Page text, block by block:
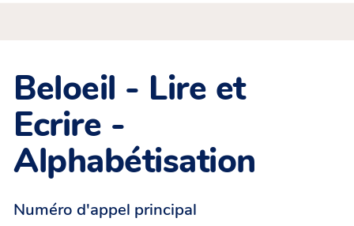
Beloeil - Lire et
Ecrire -
Alphabétisation
Numéro d'appel principal